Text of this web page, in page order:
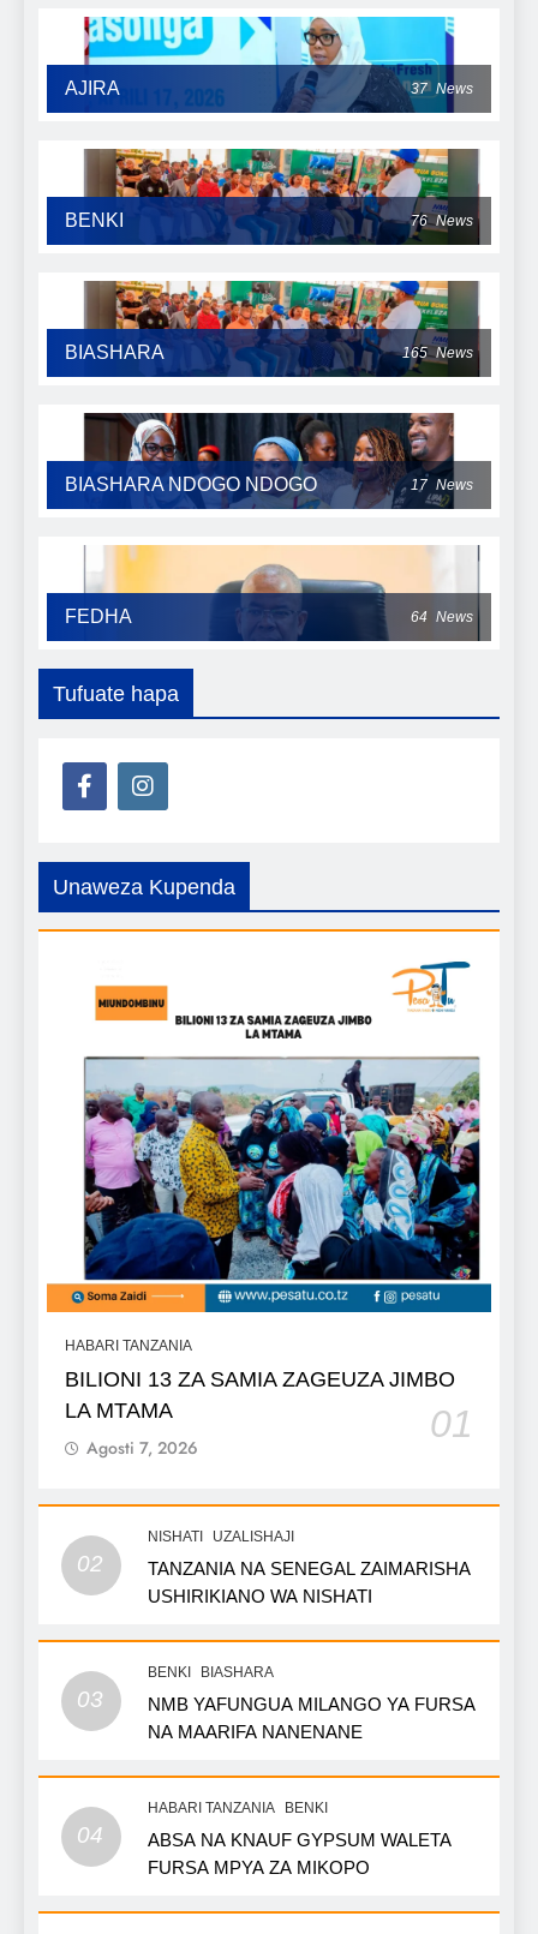
AJIRA 37 News
BENKI 76 News
BIASHARA 165 News
BIASHARA NDOGO NDOGO 17 News
FEDHA 64 News
Tufuate hapa
Unaweza Kupenda
HABARI TANZANIA
BILIONI 13 ZA SAMIA ZAGEUZA JIMBO
LA MTAMA
01
Agosti 7, 2026
02
NISHATI UZALISHAJI
TANZANIA NA SENEGAL ZAIMARISHA
USHIRIKIANO WA NISHATI
03
BENKI BIASHARA
NMB YAFUNGUA MILANGO YA FURSA
NA MAARIFA NANENANE
04
HABARI TANZANIA BENKI
ABSA NA KNAUF GYPSUM WALETA
FURSA MPYA ZA MIKOPO